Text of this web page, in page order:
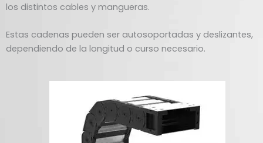
los distintos cables y mangueras.
Estas cadenas pueden ser autosoportadas y deslizantes,
dependiendo de la longitud o curso necesario.